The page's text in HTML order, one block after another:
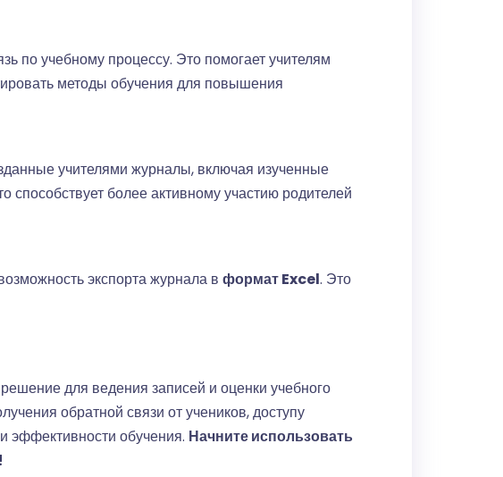
по учебному процессу. Это помогает учителям
методы обучения для повышения
учителями журналы, включая изученные
способствует более активному участию родителей
экспорта журнала в формат Excel. Это
для ведения записей и оценки учебного
обратной связи от учеников, доступу
эффективности обучения. Начните использовать